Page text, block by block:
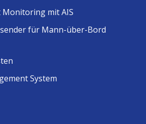
Monitoring mit AIS
für Mann-über-Bord
System